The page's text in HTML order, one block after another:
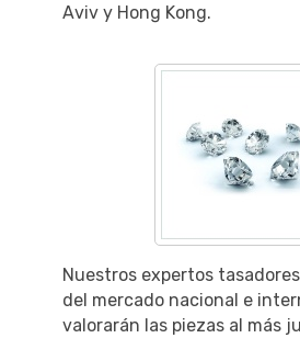
Aviv y Hong Kong.
Nuestros expertos
del mercado nacional e
valorarán las piezas al más